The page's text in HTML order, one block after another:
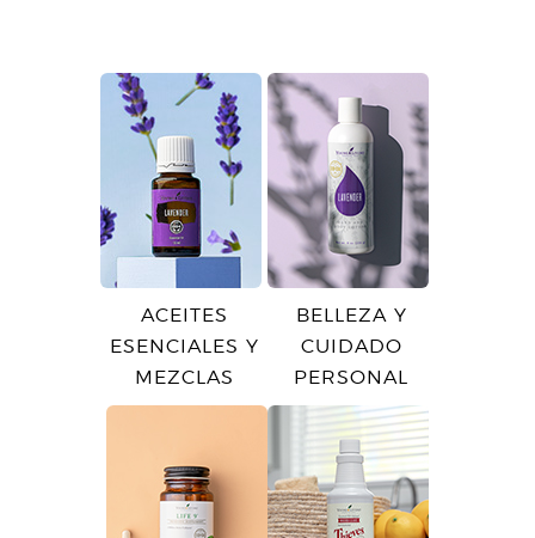
ACEITES
ESENCIALES Y
MEZCLAS
BELLEZA Y
CUIDADO
PERSONAL